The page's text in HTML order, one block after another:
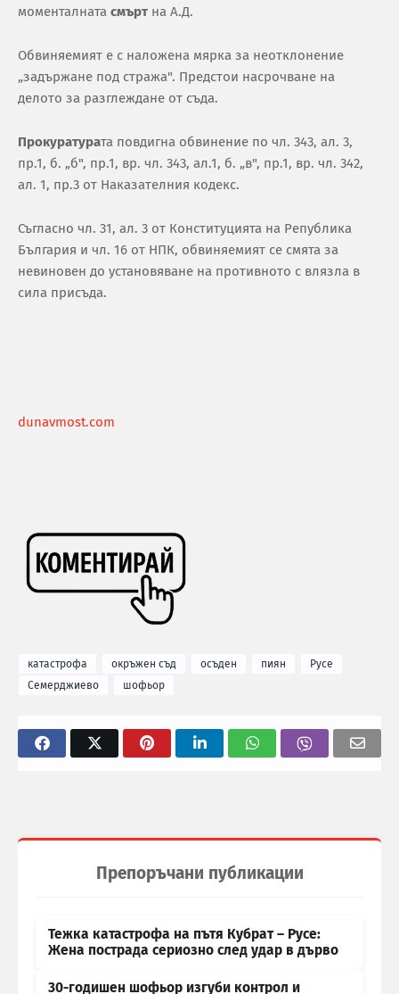
моменталната смърт на А.Д.
Обвиняемият е с наложена мярка за неотклонение
„задържане под стража". Предстои насрочване на
делото за разглеждане от съда.
Прокуратурата повдигна обвинение по чл. 343, ал. 3,
пр.1, б. „б", пр.1, вр. чл. 343, ал.1, б. „в", пр.1, вр. чл. 342,
ал. 1, пр.3 от Наказателния кодекс.
Съгласно чл. 31, ал. 3 от Конституцията на Република
България и чл. 16 от НПК, обвиняемият се смята за
невиновен до установяване на противното с влязла в
сила присъда.
dunavmost.com
катастрофа окръжен съд осъден пиян
Русе
Семерджиево
шофьор
Препоръчани публикации
Тежка катастрофа на пътя Кубрат – Русе:
Жена пострада сериозно след удар в дърво
30-годишен шофьор изгуби контрол и